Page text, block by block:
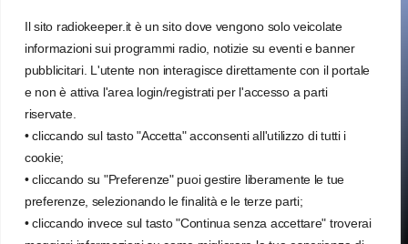
Il sito radiokeeper.it è un sito dove vengono solo veicolate
informazioni sui programmi radio, notizie su eventi e banner
pubblicitari. L'utente non interagisce direttamente con il portale
e non è attiva l'area login/registrati per l'accesso a parti
riservate.
• cliccando sul tasto "Accetta" acconsenti all'utilizzo di tutti i
cookie;
• cliccando su "Preferenze" puoi gestire liberamente le tue
preferenze, selezionando le finalità e le terze parti;
• cliccando invece sul tasto "Continua senza accettare" troverai
72028 Torre Santa Susanna (BR)
info@radiokeeper.it
350 030 3404